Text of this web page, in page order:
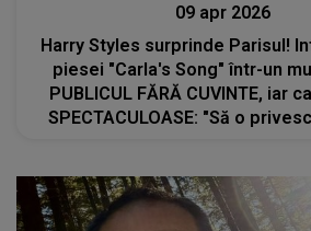
09 apr 2026
Harry Styles surprinde Parisul!
piesei "Carla's Song" într-un
PUBLICUL FĂRĂ CUVINTE, iar
SPECTACULOASE: "Să o
magia"